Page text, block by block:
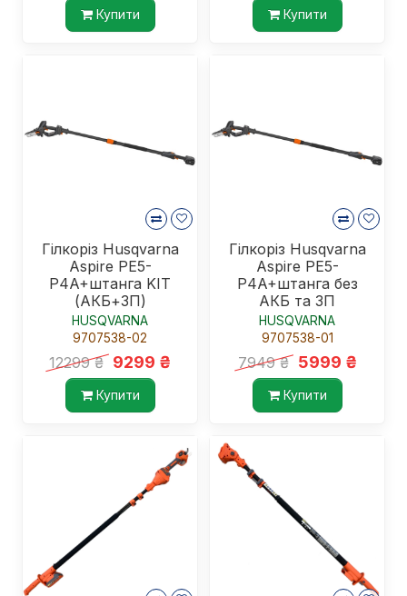
Купити Купити
Гілкоріз Husqvarna
Aspire PE5-
P4A+штанга KIT
(АКБ+ЗП)
HUSQVARNA
9707538-02
12299 ₴ 9299 ₴
Купити
Гілкоріз Husqvarna
Aspire PE5-
P4A+штанга без
АКБ та ЗП
HUSQVARNA
9707538-01
7949 ₴ 5999 ₴
Купити